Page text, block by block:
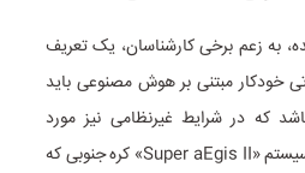
به زعم برخی کارشناسان، یک تعریف
خودکار مبتنی بر هوش مصنوعی باید
که در شرایط غیرنظامی نیز مورد
استفاده قرار می‌گیرند؛ مانند سیستم «Super aEgis II» کره جنوبی که